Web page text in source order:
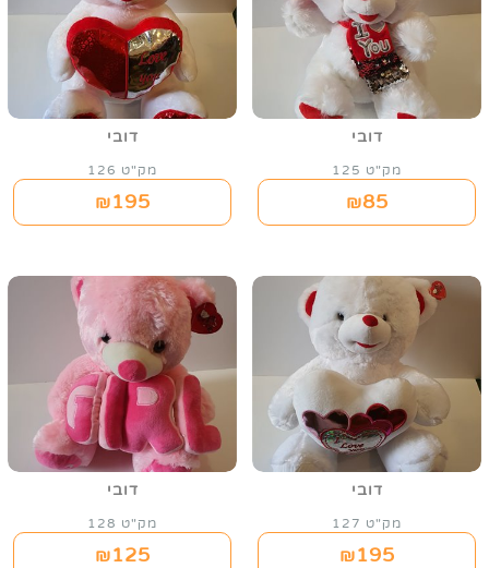
דובי
מק"ט 125
₪85
דובי
מק"ט 126
₪195
דובי
מק"ט 127
₪195
דובי
מק"ט 128
₪125